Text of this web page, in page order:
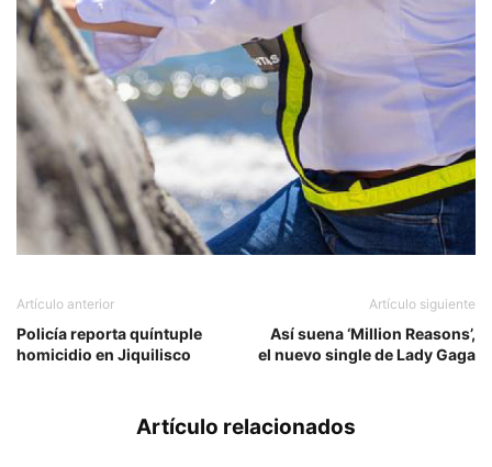
Artículo anterior
Policía reporta quíntuple
homicidio en Jiquilisco
Artículo siguiente
Así suena ‘Million Reasons’,
el nuevo single de Lady Gaga
Artículo relacionados